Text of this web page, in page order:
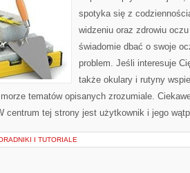
spotyka się z
widzeniu oraz zdrowiu
świadomie dbać o swoje
problem. Jeśli interesuje
także okulary i rutyny
tematów opisanych zrozumiale.
centrum tej strony jest użytkownik i jego
I TUTORIALE